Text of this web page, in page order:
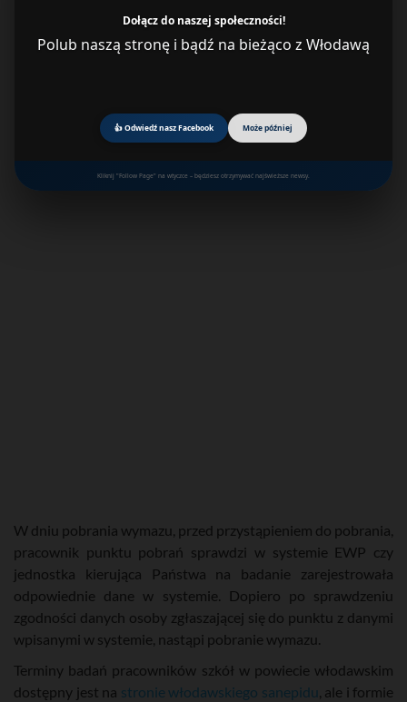
Dołącz do naszej społeczności!
Polub naszą stronę i bądź na bieżąco z Włodawą
👍 Odwiedź nasz Facebook Może później
Kliknij "Follow Page" na wtyczce – będziesz otrzymywać najświeższe newsy.
W dniu pobrania wymazu, przed przystąpieniem do pobrania,
pracownik punktu pobrań sprawdzi w systemie EWP czy
jednostka kierująca Państwa na badanie zarejestrowała
odpowiednie dane w systemie. Dopiero po sprawdzeniu
zgodności danych osoby zgłaszającej się do punktu z danymi
wpisanymi w systemie, nastąpi pobranie wymazu.
Terminy badań pracowników szkół w powiecie włodawskim
dostępny jest na stronie włodawskiego sanepidu , ale i formie